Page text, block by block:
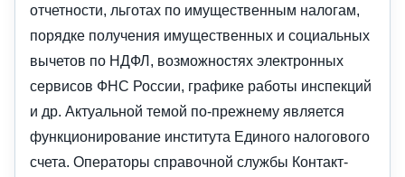
отчетности, льготах по имущественным налогам,
порядке получения имущественных и социальных
вычетов по НДФЛ, возможностях электронных
сервисов ФНС России, графике работы инспекций
и др. Актуальной темой по-прежнему является
функционирование института Единого налогового
счета. Операторы справочной службы Контакт-